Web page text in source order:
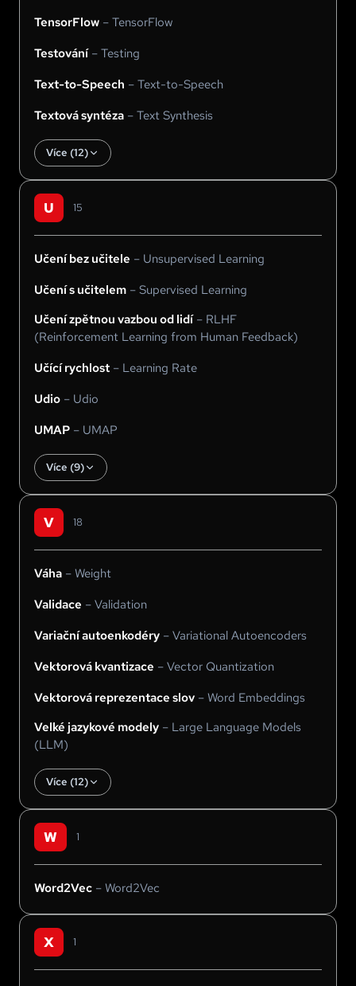
TensorFlow – TensorFlow
Testování– Testing
Text-to-Speech – Text-to-Speech
Textová syntéza – Text Synthesis
Více (12)
U 15
Učení bez učitele – Unsupervised Learning
Učení s učitelem – Supervised Learning
Učení zpětnou vazbou od lidí– RLHF
(Reinforcement Learning from Human Feedback)
Učící rychlost – Learning Rate
Udio – Udio
UMAP – UMAP
Více (9)
V 18
Váha – Weight
Validace – Validation
Variační autoenkodéry – Variational Autoencoders
Vektorová kvantizace – Vector Quantization
Vektorová reprezentace slov – Word Embeddings
Velké jazykové modely – Large Language Models
(LLM)
Více (12)
W 1
Word2Vec – Word2Vec
X 1